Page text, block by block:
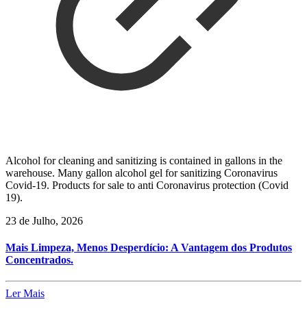
Alcohol for cleaning and sanitizing is contained in gallons in the
warehouse. Many gallon alcohol gel for sanitizing Coronavirus
Covid-19. Products for sale to anti Coronavirus protection (Covid
19).
23 de Julho, 2026
Mais Limpeza, Menos Desperdício: A Vantagem dos Produtos
Concentrados.
Ler Mais